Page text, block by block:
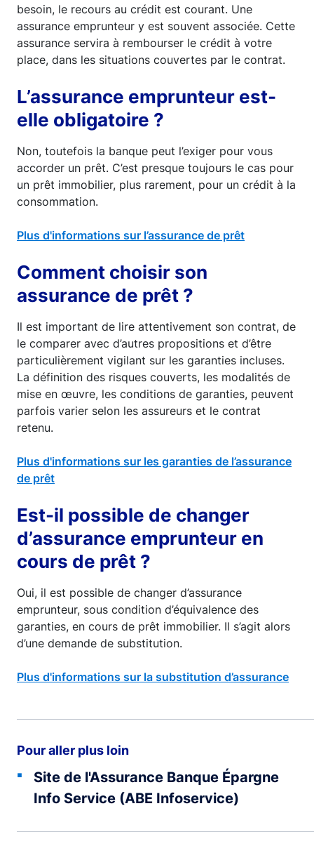
besoin, le recours au crédit est courant. Une
assurance emprunteur y est souvent associée. Cette
assurance servira à rembourser le crédit à votre
place, dans les situations couvertes par le contrat.
L’assurance emprunteur est-
elle obligatoire ?
Non, toutefois la banque peut l’exiger pour vous
accorder un prêt. C’est presque toujours le cas pour
un prêt immobilier, plus rarement, pour un crédit à la
consommation.
Plus d'informations sur l’assurance de prêt
Comment choisir son
assurance de prêt ?
Il est important de lire attentivement son contrat, de
le comparer avec d’autres propositions et d’être
particulièrement vigilant sur les garanties incluses.
La définition des risques couverts, les modalités de
mise en œuvre, les conditions de garanties, peuvent
parfois varier selon les assureurs et le contrat
retenu.
Plus d'informations sur les garanties de l’assurance
de prêt
Est-il possible de changer
d’assurance emprunteur en
cours de prêt ?
Oui, il est possible de changer d’assurance
emprunteur, sous condition d’équivalence des
garanties, en cours de prêt immobilier. Il s’agit alors
d’une demande de substitution.
Plus d'informations sur la substitution d’assurance
Pour aller plus loin
Site de l'Assurance Banque Épargne
Info Service (ABE Infoservice)